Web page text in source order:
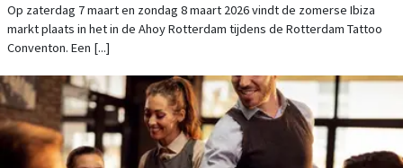
Op zaterdag 7 maart en zondag 8 maart 2026 vindt de zomerse Ibiza
markt plaats in het in de Ahoy Rotterdam tijdens de Rotterdam Tattoo
Conventon. Een [...]